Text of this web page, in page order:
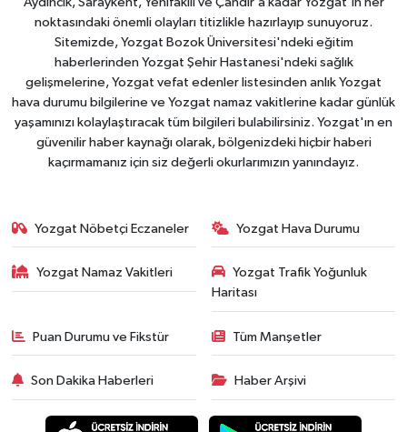
noktasındaki önemli olayları titizlikle hazırlayıp sunuyoruz.
Sitemizde, Yozgat Bozok Üniversitesi'ndeki eğitim
haberlerinden Yozgat Şehir Hastanesi'ndeki sağlık
gelişmelerine, Yozgat vefat edenler listesinden anlık Yozgat
hava durumu bilgilerine ve Yozgat namaz vakitlerine kadar günlük
yaşamınızı kolaylaştıracak tüm bilgileri bulabilirsiniz. Yozgat'ın en
güvenilir haber kaynağı olarak, bölgenizdeki hiçbir haberi
kaçırmamanız için siz değerli okurlarımızın yanındayız.
Yozgat Nöbetçi Eczaneler Yozgat Hava Durumu
Yozgat Namaz Vakitleri
Yozgat Trafik Yoğunluk
Haritası
Puan Durumu ve Fikstür Tüm Manşetler
Son Dakika Haberleri Haber Arşivi